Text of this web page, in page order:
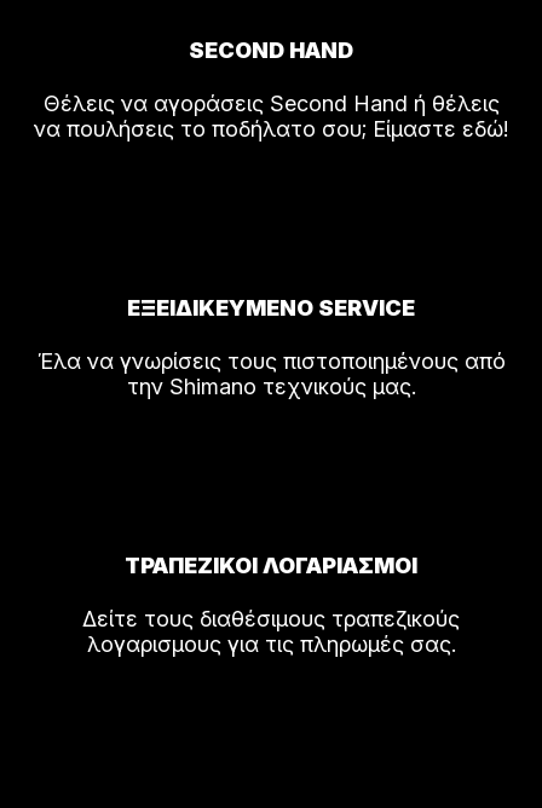
SECOND HAND
Θέλεις να αγοράσεις Second Hand ή θέλεις
να πουλήσεις το ποδήλατο σου; Είμαστε εδώ!
ΕΞΕΙΔΙΚΕΥΜΕΝΟ SERVICE
Έλα να γνωρίσεις τους πιστοποιημένους από
την Shimano τεχνικούς μας.
ΤΡΑΠΕΖΙΚΟΙ ΛΟΓΑΡΙΑΣΜΟΙ
Δείτε τους διαθέσιμους τραπεζικούς
λογαρισμους για τις πληρωμές σας.